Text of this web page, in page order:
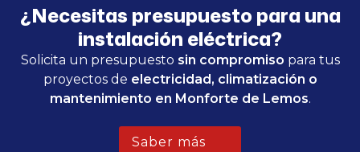
¿Necesitas presupuesto para una
instalación eléctrica?
Solicita un presupuesto sin compromiso para tus
proyectos de electricidad, climatización o
mantenimiento en Monforte de Lemos.
Saber más